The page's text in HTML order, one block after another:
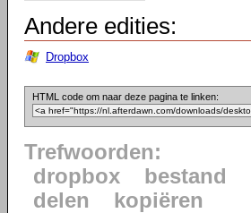
Andere edities:
Dropbox
HTML code om naar deze pagina te linken:
Trefwoorden:
dropbox
bestand
delen
kopiëren